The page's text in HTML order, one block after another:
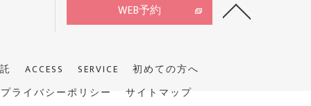
WEB予約
ACCESS SERVICE
初めての方へ
プライバシーポリシー
サイトマップ